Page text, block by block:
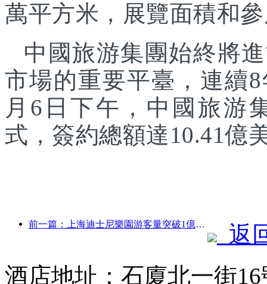
萬平方米，展覽面積和
中國旅游集團始終將
市場的重要平臺，連續
月6日下午，中國旅游
式，簽約總額達10.41億
前一篇：上海迪士尼樂園游客量突破1億人次 將擴建第四座主題酒店
返
酒店地址：石廈北一街16